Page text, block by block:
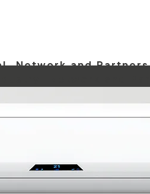
Network and Partners